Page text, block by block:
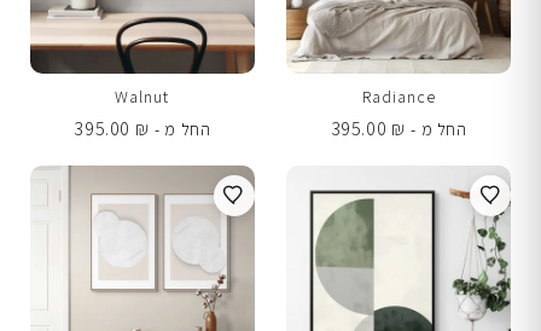
Radiance
החל מ -
395.00 ₪
Walnut
החל מ -
395.00 ₪